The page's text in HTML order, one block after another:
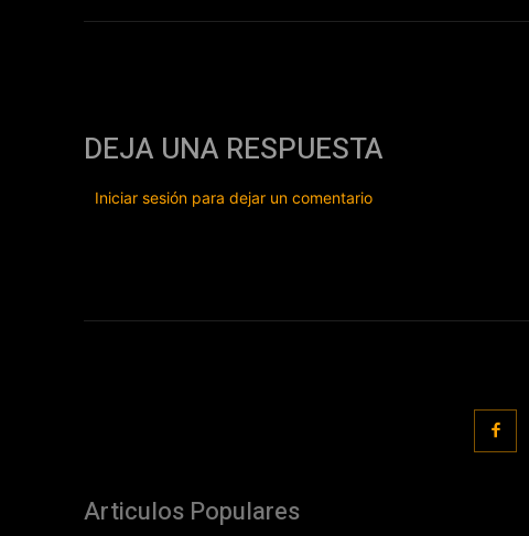
DEJA UNA RESPUESTA
Iniciar sesión para dejar un comentario
Articulos Populares